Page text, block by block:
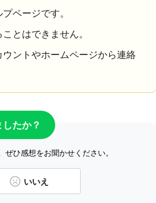
ページです。
とはできません。
ントやホームページから連絡
たか？
ひ感想をお聞かせください。
いいえ